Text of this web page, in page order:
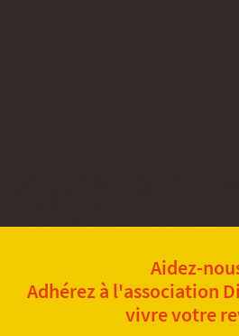
Aidez-
Adhérez à l'association
vivre votre